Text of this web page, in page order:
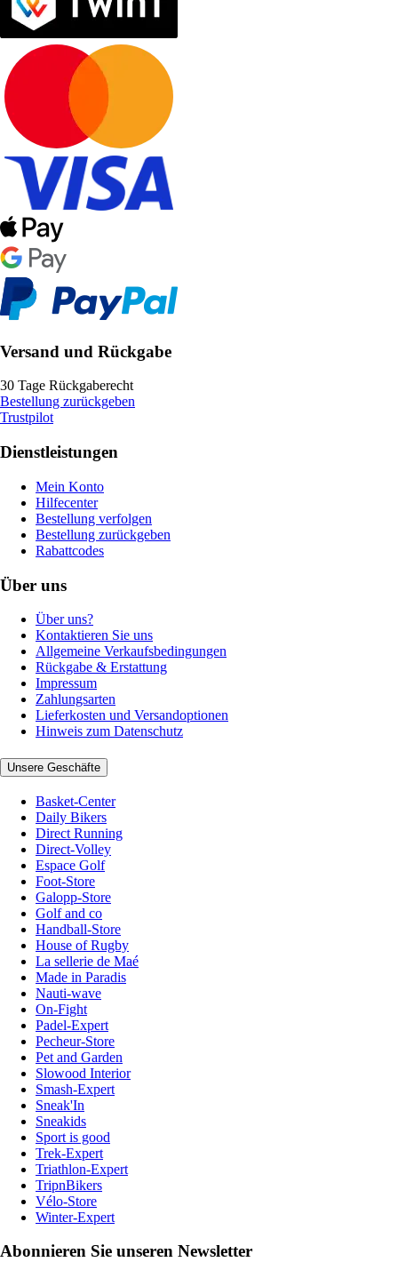
Versand und Rückgabe
30 Tage Rückgaberecht
Bestellung zurückgeben
Trustpilot
Dienstleistungen
Mein Konto
Hilfecenter
Bestellung verfolgen
Bestellung zurückgeben
Rabattcodes
Über uns
Über uns?
Kontaktieren Sie uns
Allgemeine Verkaufsbedingungen
Rückgabe & Erstattung
Impressum
Zahlungsarten
Lieferkosten und Versandoptionen
Hinweis zum Datenschutz
Unsere Geschäfte
Basket-Center
Daily Bikers
Direct Running
Direct-Volley
Espace Golf
Foot-Store
Galopp-Store
Golf and co
Handball-Store
House of Rugby
La sellerie de Maé
Made in Paradis
Nauti-wave
On-Fight
Padel-Expert
Pecheur-Store
Pet and Garden
Slowood Interior
Smash-Expert
Sneak'In
Sneakids
Sport is good
Trek-Expert
Triathlon-Expert
TripnBikers
Vélo-Store
Winter-Expert
Abonnieren Sie unseren Newsletter